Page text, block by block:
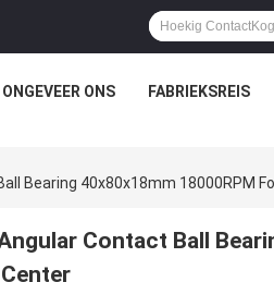
ONGEVEER ONS FABRIEKSREIS
Bearing 40x80x18mm 18000RPM
Contact Ball